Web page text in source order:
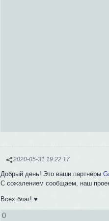
2020-05-31 19:22:17
Добрый день! Это ваши партнёры
С сожалением сообщаем, наш
Всех благ! ♥
0